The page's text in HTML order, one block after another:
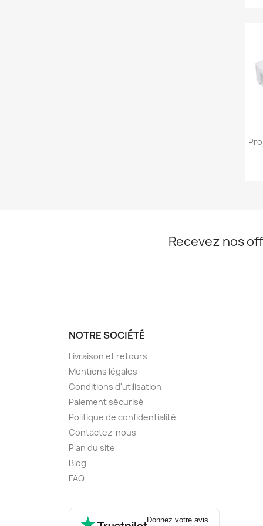
Recevez nos
NOTRE SOCIÉTÉ
Livraison et retours
Mentions légales
Conditions d'utilisation
Paiement sécurisé
Politique de confidentialité
Contactez-nous
Plan du site
Blog
FAQ
Donnez votre avis